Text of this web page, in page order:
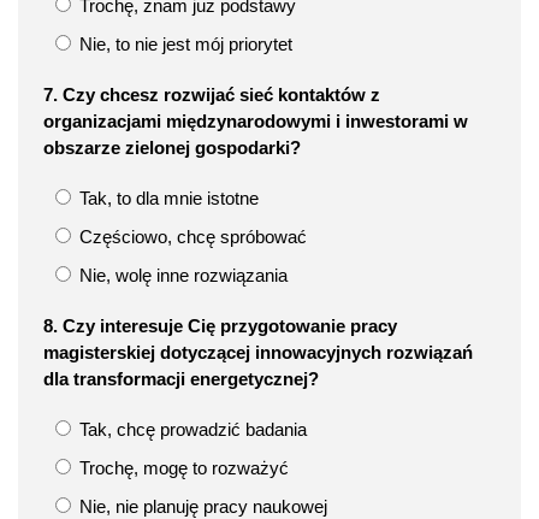
Trochę, znam już podstawy
Nie, to nie jest mój priorytet
7. Czy chcesz rozwijać sieć kontaktów z
organizacjami międzynarodowymi i inwestorami w
obszarze zielonej gospodarki?
Tak, to dla mnie istotne
Częściowo, chcę spróbować
Nie, wolę inne rozwiązania
8. Czy interesuje Cię przygotowanie pracy
magisterskiej dotyczącej innowacyjnych rozwiązań
dla transformacji energetycznej?
Tak, chcę prowadzić badania
Trochę, mogę to rozważyć
Nie, nie planuję pracy naukowej